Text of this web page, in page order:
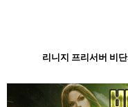
리니지 프리서버 비